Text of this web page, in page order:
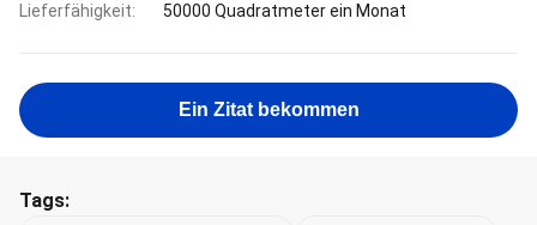
Lieferfähigkeit: 50000 Quadratmeter ein Monat
Ein Zitat bekommen
Tags: